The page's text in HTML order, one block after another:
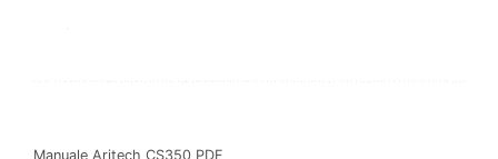
Manuale Aritech CS350 PDF